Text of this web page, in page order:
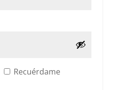
Recuérdame